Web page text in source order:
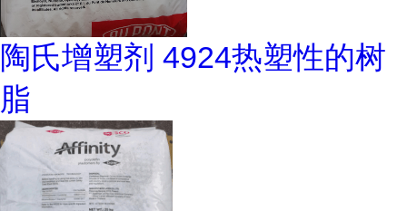
陶氏增塑剂 4924热塑性的树
脂